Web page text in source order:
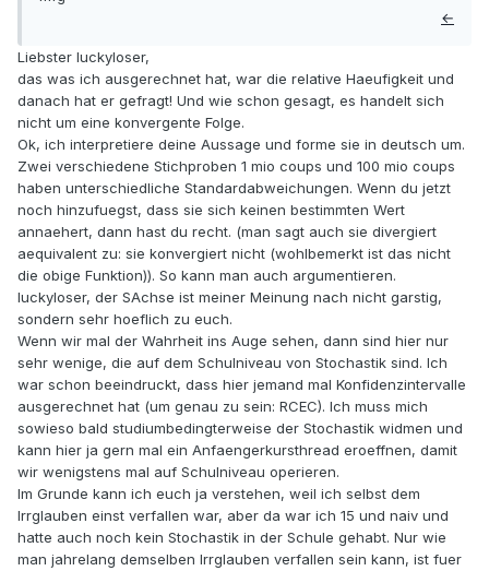
←
Liebster luckyloser,
das was ich ausgerechnet hat, war die relative Haeufigkeit und
danach hat er gefragt! Und wie schon gesagt, es handelt sich
nicht um eine konvergente Folge.
Ok, ich interpretiere deine Aussage und forme sie in deutsch um.
Zwei verschiedene Stichproben 1 mio coups und 100 mio coups
haben unterschiedliche Standardabweichungen. Wenn du jetzt
noch hinzufuegst, dass sie sich keinen bestimmten Wert
annaehert, dann hast du recht. (man sagt auch sie divergiert
aequivalent zu: sie konvergiert nicht (wohlbemerkt ist das nicht
die obige Funktion)). So kann man auch argumentieren.
luckyloser, der SAchse ist meiner Meinung nach nicht garstig,
sondern sehr hoeflich zu euch.
Wenn wir mal der Wahrheit ins Auge sehen, dann sind hier nur
sehr wenige, die auf dem Schulniveau von Stochastik sind. Ich
war schon beeindruckt, dass hier jemand mal Konfidenzintervalle
ausgerechnet hat (um genau zu sein: RCEC). Ich muss mich
sowieso bald studiumbedingterweise der Stochastik widmen und
kann hier ja gern mal ein Anfaengerkursthread eroeffnen, damit
wir wenigstens mal auf Schulniveau operieren.
Im Grunde kann ich euch ja verstehen, weil ich selbst dem
Irrglauben einst verfallen war, aber da war ich 15 und naiv und
hatte auch noch kein Stochastik in der Schule gehabt. Nur wie
man jahrelang demselben Irrglauben verfallen sein kann, ist fuer